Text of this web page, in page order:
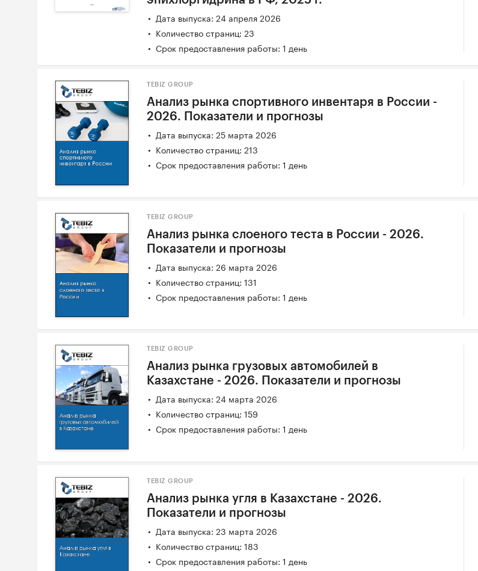
Дата выпуска: 24 апреля 2026
Количество страниц: 23
Срок предоставления работы: 1 день
TEBIZ GROUP
Анализ рынка спортивного инвентаря в России -
2026. Показатели и прогнозы
Дата выпуска: 25 марта 2026
Количество страниц: 213
Срок предоставления работы: 1 день
TEBIZ GROUP
Анализ рынка слоеного теста в России - 2026.
Показатели и прогнозы
Дата выпуска: 26 марта 2026
Количество страниц: 131
Срок предоставления работы: 1 день
TEBIZ GROUP
Анализ рынка грузовых автомобилей в
Казахстане - 2026. Показатели и прогнозы
Дата выпуска: 24 марта 2026
Количество страниц: 159
Срок предоставления работы: 1 день
TEBIZ GROUP
Анализ рынка угля в Казахстане - 2026.
Показатели и прогнозы
Дата выпуска: 23 марта 2026
Количество страниц: 183
Срок предоставления работы: 1 день